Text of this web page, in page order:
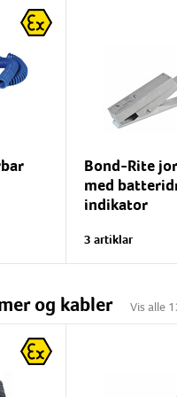
Bond-Rite
med
indikator
blinkende
jording Bond-
batteridrevet
3 artiklar
og kabler Vis alle